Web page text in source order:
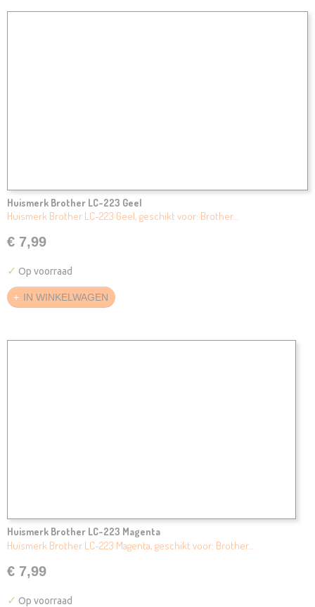
Huismerk Brother LC-223 Geel
Huismerk Brother LC-223 Geel, geschikt voor: Brother…
€ 7,99
✓ Op voorraad
IN WINKELWAGEN
Huismerk Brother LC-223 Magenta
Huismerk Brother LC-223 Magenta, geschikt voor: Brother…
€ 7,99
✓ Op voorraad